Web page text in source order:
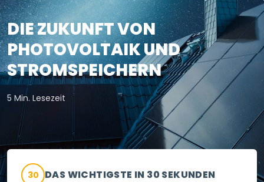
DIE ZUKUNFT VON
PHOTOVOLTAIK UND
STROMSPEICHERN
5 Min. Lesezeit
30 DAS WICHTIGSTE IN 30 SEKUNDEN